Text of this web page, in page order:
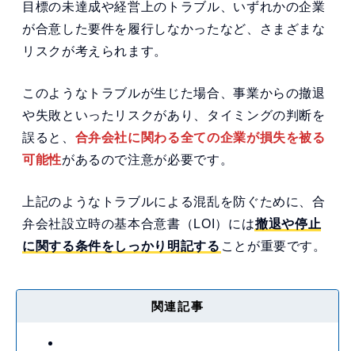
目標の未達成や経営上のトラブル、いずれかの企業
が合意した要件を履行しなかったなど、さまざまな
リスクが考えられます。
このようなトラブルが生じた場合、事業からの撤退
や失敗といったリスクがあり、タイミングの判断を
誤ると、 合弁会社に関わる全ての企業が損失を被る
可能性があるので注意が必要です。
上記のようなトラブルによる混乱を防ぐために、合
弁会社設立時の基本合意書（LOI）には撤退や停止
に関する条件をしっかり明記する ことが重要です。
関連記事